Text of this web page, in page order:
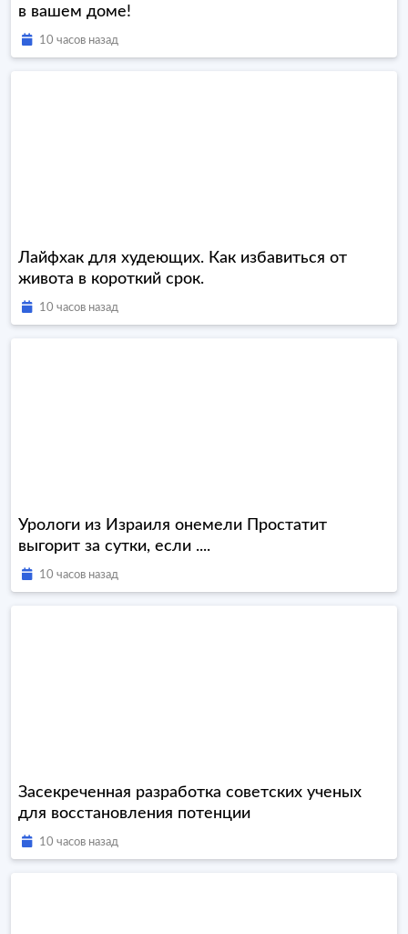
в вашем доме!
10 часов назад
Лайфхак для худеющих. Как избавиться от
живота в короткий срок.
10 часов назад
Урологи из Израиля онемели Простатит
выгорит за сутки, если ....
10 часов назад
Засекреченная разработка советских ученых
для восстановления потенции
10 часов назад